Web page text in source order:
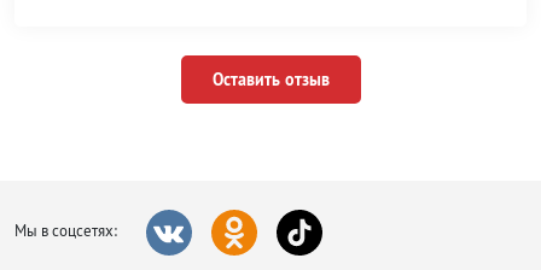
Оставить отзыв
Мы в соцсетях: